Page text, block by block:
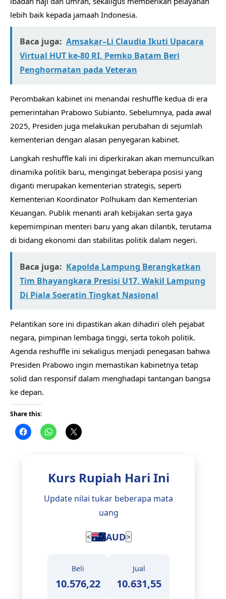
lebih baik kepada jamaah Indonesia.
Baca juga: Amsakar–Li Claudia Ikuti Upacara
Virtual HUT ke-80 RI, Pemko Batam Beri
Penghormatan pada Veteran
Perombakan kabinet ini menandai reshuffle kedua di era
pemerintahan Prabowo Subianto. Sebelumnya, pada awal
2025, Presiden juga melakukan perubahan di sejumlah
kementerian dengan alasan penyegaran kabinet.
Langkah reshuffle kali ini diperkirakan akan memunculkan
dinamika politik baru, mengingat beberapa posisi yang
diganti merupakan kementerian strategis, seperti
Kementerian Koordinator Polhukam dan Kementerian
Keuangan. Publik menanti arah kebijakan serta gaya
kepemimpinan menteri baru yang akan dilantik, terutama
di bidang ekonomi dan stabilitas politik dalam negeri.
Baca juga: Kapolda Lampung Berangkatkan
Tim Bhayangkara Presisi U17, Wakil Lampung
Di Piala Soeratin Tingkat Nasional
Pelantikan sore ini dipastikan akan dihadiri oleh pejabat
negara, pimpinan lembaga tinggi, serta tokoh politik.
Agenda reshuffle ini sekaligus menjadi penegasan bahwa
Presiden Prabowo ingin memastikan kabinetnya tetap
solid dan responsif dalam menghadapi tantangan bangsa
ke depan.
Share this:
Kurs Rupiah Hari Ini
Update nilai tukar beberapa mata
uang
< USD>
Beli
16.365,00
Jual
16.425,00